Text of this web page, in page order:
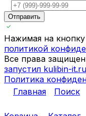
Отправить
Нажимая на
политикой
Все права
запустил kulibin-it.ru
Политика
Главная
Поиск